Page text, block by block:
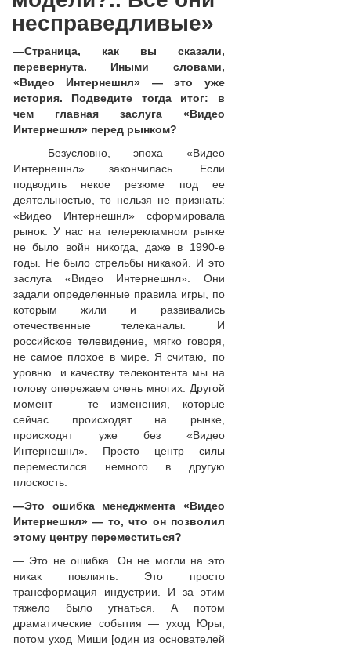
несправедливые»
—Страница, как вы сказали,
перевернута. Иными словами,
«Видео Интернешнл»
—
это уже
история. Подведите тогда итог: в
чем главная заслуга «Видео
Интернешнл» перед рынком?
— Безусловно, эпоха «Видео
Интернешнл» закончилась. Если
подводить некое резюме под ее
деятельностью, то нельзя не признать:
«Видео Интернешнл» сформировала
рынок. У нас на телерекламном рынке
не было войн никогда, даже в 1990-е
годы. Не было стрельбы никакой. И это
заслуга «Видео Интернешнл». Они
задали определенные правила игры, по
которым жили и развивались
отечественные телеканалы. И
российское телевидение, мягко говоря,
не самое плохое в мире. Я считаю, по
уровню и качеству телеконтента мы на
голову опережаем очень многих. Другой
момент — те изменения, которые
сейчас происходят на рынке,
происходят уже без «Видео
Интернешнл». Просто центр силы
переместился немного в другую
плоскость.
—Это ошибка менеджмента «Видео
Интернешнл» — то, что он позволил
этому центру переместиться?
— Это не ошибка. Он не могли на это
никак повлиять. Это просто
трансформация индустрии. И за этим
тяжело было угнаться. А потом
драматические события — уход Юры,
потом уход Миши [один из основателей